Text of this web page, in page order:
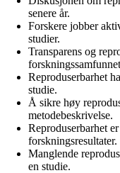
senere år.
Forskere jobber
studier.
Transparens og
Reproduserbarhet
studie.
Å sikre høy
metodebeskrivelse.
Reproduserbarhet
forskningsresultater.
Manglende
en studie.